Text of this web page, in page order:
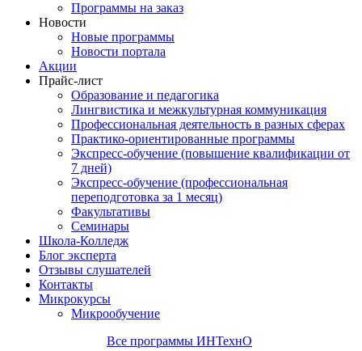
Программы на заказ
Новости
Новые программы
Новости портала
Акции
Прайс-лист
Образование и педагогика
Лингвистика и межкультурная коммуникация
Профессиональная деятельность в разных сферах
Практико-ориентированные программы
Экспресс-обучение (повышение квалификации от
7 дней)
Экспресс-обучение (профессиональная
переподготовка за 1 месяц)
Факультативы
Семинары
Школа-Колледж
Блог эксперта
Отзывы слушателей
Контакты
Микрокурсы
Микрообучение
Все программы ИНТехнО